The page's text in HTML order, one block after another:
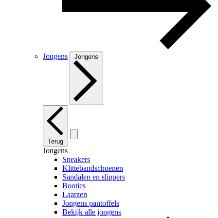
Jongens Jongens
Terug
Jongens
Sneakers
Klittebandschoenen
Sandalen en slippers
Booties
Laarzen
Jongens pantoffels
Bekijk alle jongens